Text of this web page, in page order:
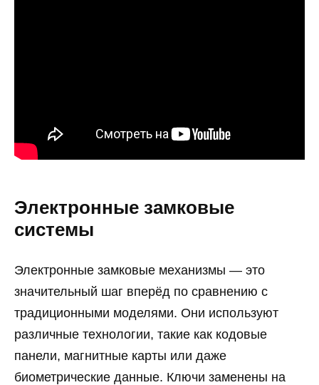
Электронные замковые
системы
Электронные замковые механизмы — это
значительный шаг вперёд по сравнению с
традиционными моделями. Они используют
различные технологии, такие как кодовые
панели, магнитные карты или даже
биометрические данные. Ключи заменены на